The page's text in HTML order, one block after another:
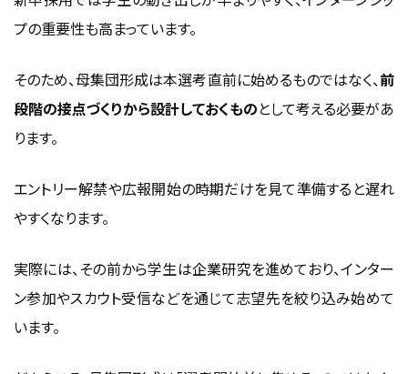
プの重要性も高まっています。
そのため、母集団形成は本選考直前に始めるものではなく、前
段階の接点づくりから設計しておくものとして考える必要があ
ります。
エントリー解禁や広報開始の時期だけを見て準備すると遅れ
やすくなります。
実際には、その前から学生は企業研究を進めており、インター
ン参加やスカウト受信などを通じて志望先を絞り込み始めて
います。